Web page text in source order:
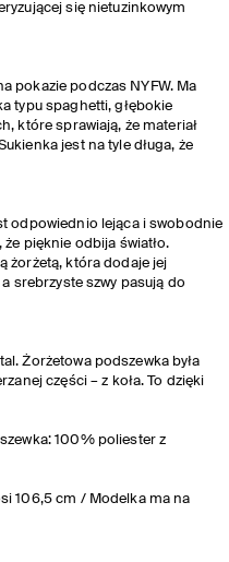
się nietuzinkowym
pokazie podczas NYFW. Ma
typu spaghetti, głębokie
które sprawiają, że materiał
jest na tyle długa, że
odpowiednio lejąca i swobodnie
że pięknie odbija światło.
żorżetą, która dodaje jej
srebrzyste szwy pasują do
Żorżetowa podszewka była
części – z koła. To dzięki
100% poliester z
106,5 cm / Modelka ma na